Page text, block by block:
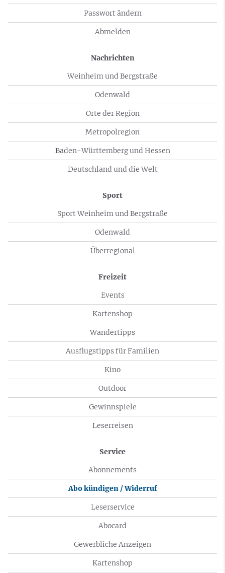
Passwort ändern
Abmelden
Nachrichten
Weinheim und Bergstraße
Odenwald
Orte der Region
Metropolregion
Baden-Württemberg und Hessen
Deutschland und die Welt
Sport
Sport Weinheim und Bergstraße
Odenwald
Überregional
Freizeit
Events
Kartenshop
Wandertipps
Ausflugstipps für Familien
Kino
Outdoor
Gewinnspiele
Leserreisen
Service
Abonnements
Abo kündigen / Widerruf
Leserservice
Abocard
Gewerbliche Anzeigen
Kartenshop